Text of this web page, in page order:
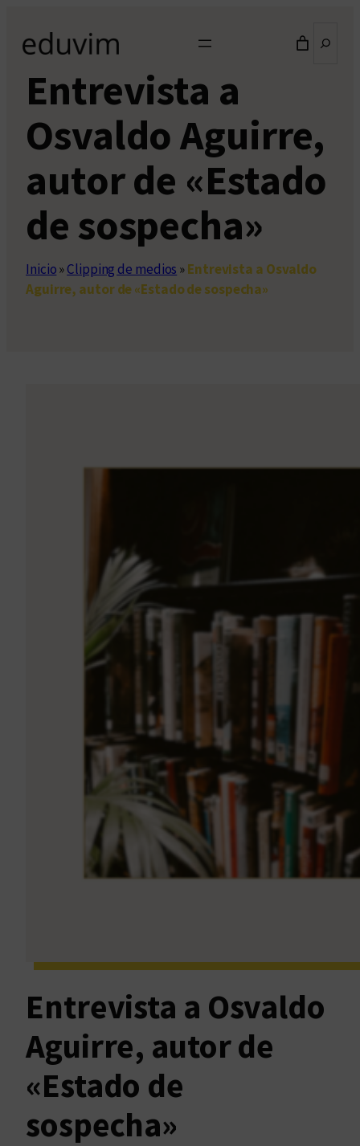
contenido
Entrevista a
Osvaldo Aguirre,
autor de «Estado
de sospecha»
Inicio»Clipping de medios »Entrevista a Osvaldo
Aguirre, autor de «Estado de sospecha»
Entrevista a Osvaldo
Aguirre, autor de
«Estado de
sospecha»